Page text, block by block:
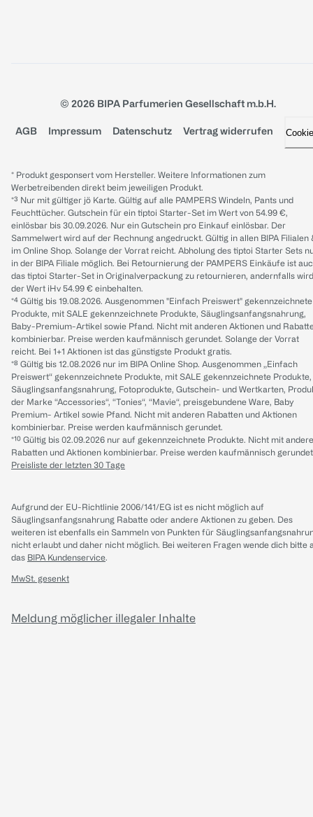
© 2026 BIPA Parfumerien Gesellschaft m.b.H.
AGB Impressum Datenschutz Vertrag widerrufen
* Produkt gesponsert vom Hersteller. Weitere Informationen zum
Werbetreibenden direkt beim jeweiligen Produkt.
*³ Nur mit gültiger jö Karte. Gültig auf alle PAMPERS Windeln, Pants und
Feuchttücher. Gutschein für ein tiptoi Starter-Set im Wert von 54.99 €,
einlösbar bis 30.09.2026. Nur ein Gutschein pro Einkauf einlösbar. Der
Sammelwert wird auf der Rechnung angedruckt. Gültig in allen BIPA Filialen
im Online Shop. Solange der Vorrat reicht. Abholung des tiptoi Starter Sets
in der BIPA Filiale möglich. Bei Retournierung der PAMPERS Einkäufe ist
das tiptoi Starter-Set in Originalverpackung zu retournieren, andernfalls wird
der Wert iHv 54.99 € einbehalten.
*⁴ Gültig bis 19.08.2026. Ausgenommen "Einfach Preiswert" gekennzeichnete
Produkte, mit SALE gekennzeichnete Produkte, Säuglingsanfangsnahrung,
Baby-Premium-Artikel sowie Pfand. Nicht mit anderen Aktionen und
kombinierbar. Preise werden kaufmännisch gerundet. Solange der Vorrat
reicht. Bei 1+1 Aktionen ist das günstigste Produkt gratis.
*⁸ Gültig bis 12.08.2026 nur im BIPA Online Shop. Ausgenommen „Einfach
Preiswert“ gekennzeichnete Produkte, mit SALE gekennzeichnete Produkte,
Säuglingsanfangsnahrung, Fotoprodukte, Gutschein- und Wertkarten,
der Marke “Accessories“, “Tonies“, “Mavie“, preisgebundene Ware, Baby
Premium- Artikel sowie Pfand. Nicht mit anderen Rabatten und Aktionen
kombinierbar. Preise werden kaufmännisch gerundet.
*¹⁰ Gültig bis 02.09.2026 nur auf gekennzeichnete Produkte. Nicht mit
Rabatten und Aktionen kombinierbar. Preise werden kaufmännisch
Preisliste der letzten 30 Tage
Aufgrund der EU-Richtlinie 2006/141/EG ist es nicht möglich auf
Säuglingsanfangsnahrung Rabatte oder andere Aktionen zu geben. Des
weiteren ist ebenfalls ein Sammeln von Punkten für
nicht erlaubt und daher nicht möglich. Bei weiteren Fragen wende dich bitte
das BIPA Kundenservice.
MwSt. gesenkt
Meldung möglicher illegaler Inhalte